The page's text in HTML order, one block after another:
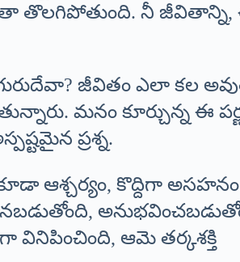
తొలగిపోతుంది. నీ
జీవితం ఎలా కల
మనం కూర్చున్న ఈ
ప్రశ్న.
ఆశ్చర్యం, కొద్దిగా
వినిపించింది, ఆమె తర్కశక్తి